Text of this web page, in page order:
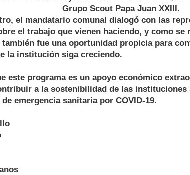
Grupo Scout Papa Juan XXIII.
el mandatario comunal dialogó con las
el trabajo que vienen haciendo, y como se
también fue una oportunidad propicia para
la institución siga creciendo.
este programa es un apoyo económico
a la sostenibilidad de las instituciones
emergencia sanitaria por COVID-19.